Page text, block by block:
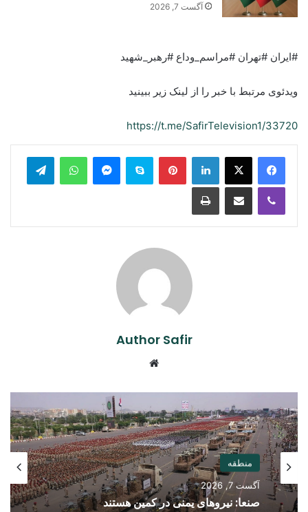
آگست 7, 2026
#ایران #تهران #مراسم_وداع #رهبر_شهید
ویدئوی مرتبط با خبر را از لینک زیر ببینید
https://t.me/SafirTelevision1/33720
LinkedIn
Pinterest
Skype
Messenger
WhatsApp
Viber
Share via Email
Print
Author Safir
منطقه
آگست 7, 2026
صنعا: نیروهای یمنی در کمین هستند